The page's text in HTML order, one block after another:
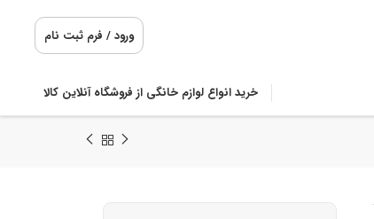
ورود / فرم ثبت نام
خرید انواع لوازم خانگی از فروشگاه آنلاین کالا